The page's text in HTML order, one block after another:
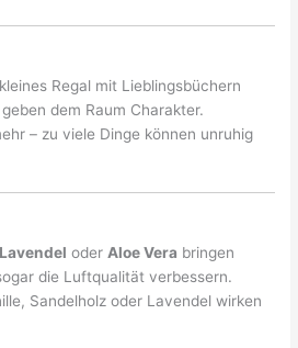
Regal mit Lieblingsbüchern
dem Raum Charakter.
– zu viele Dinge können unruhig
Lavendel oder Aloe Vera bringen
die Luftqualität verbessern.
Sandelholz oder Lavendel wirken